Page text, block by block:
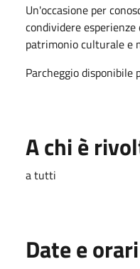
Un'occasione per
condividere
patrimonio culturale e
Parcheggio disponibile
A chi è
a tutti
Date e orari